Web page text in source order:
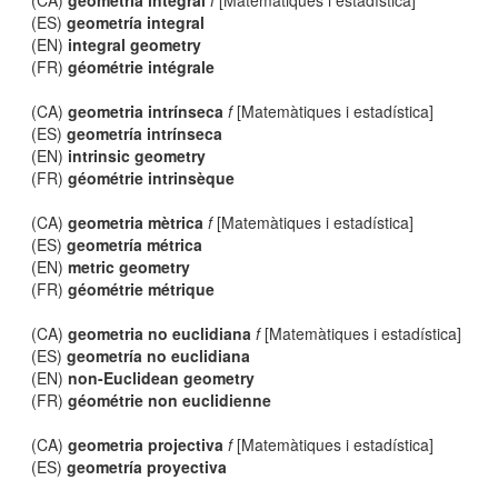
(ES)geometría integral
(EN) integral geometry
(FR)géométrie intégrale
(CA)geometria intrínseca f[Matemàtiques i estadística]
(ES)geometría intrínseca
(EN) intrinsic geometry
(FR)géométrie intrinsèque
(CA)geometria mètrica f[Matemàtiques i estadística]
(ES)geometría métrica
(EN)metric geometry
(FR)géométrie métrique
(CA)geometria no euclidiana f[Matemàtiques i estadística]
(ES)geometría no euclidiana
(EN)non-Euclidean geometry
(FR)géométrie non euclidienne
(CA)geometria projectiva f[Matemàtiques i estadística]
(ES)geometría proyectiva